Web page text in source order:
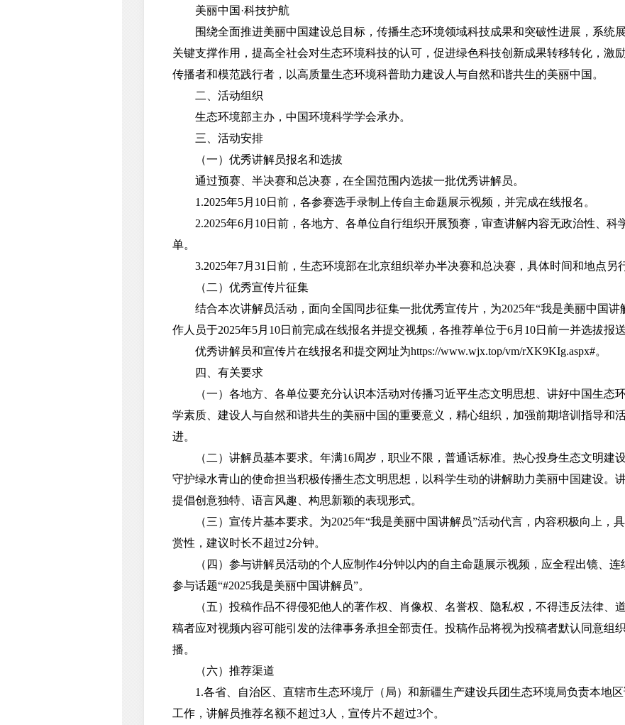
美丽中国·科技护航
围绕全面推进美丽中国建设总目标，传播生态环境领域科技成果和突破性进展，系统
关键支撑作用，提高全社会对生态环境科技的认可，促进绿色科技创新成果转移转化，激
传播者和模范践行者，以高质量生态环境科普助力建设人与自然和谐共生的美丽中国。
二、活动组织
生态环境部主办，中国环境科学学会承办。
三、活动安排
（一）优秀讲解员报名和选拔
通过预赛、半决赛和总决赛，在全国范围内选拔一批优秀讲解员。
1.2025年5月10日前，各参赛选手录制上传自主命题展示视频，并完成在线报名。
2.2025年6月10日前，各地方、各单位自行组织开展预赛，审查讲解内容无政治性、科
单。
3.2025年7月31日前，生态环境部在北京组织举办半决赛和总决赛，具体时间和地点另
（二）优秀宣传片征集
结合本次讲解员活动，面向全国同步征集一批优秀宣传片，为2025年“我是美丽中国讲
作人员于2025年5月10日前完成在线报名并提交视频，各推荐单位于6月10日前一并选拔报送
优秀讲解员和宣传片在线报名和提交网址为https://www.wjx.top/vm/rXK9KIg.aspx#。
四、有关要求
（一）各地方、各单位要充分认识本活动对传播习近平生态文明思想、讲好中国生态
学素质、建设人与自然和谐共生的美丽中国的重要意义，精心组织，加强前期培训指导和
进。
（二）讲解员基本要求。年满16周岁，职业不限，普通话标准。热心投身生态文明建
守护绿水青山的使命担当积极传播生态文明思想，以科学生动的讲解助力美丽中国建设。
提倡创意独特、语言风趣、构思新颖的表现形式。
（三）宣传片基本要求。为2025年“我是美丽中国讲解员”活动代言，内容积极向上，
赏性，建议时长不超过2分钟。
（四）参与讲解员活动的个人应制作4分钟以内的自主命题展示视频，应全程出镜、连
参与话题“#2025我是美丽中国讲解员”。
（五）投稿作品不得侵犯他人的著作权、肖像权、名誉权、隐私权，不得违反法律、
稿者应对视频内容可能引发的法律事务承担全部责任。投稿作品将视为投稿者默认同意组
播。
（六）推荐渠道
1.各省、自治区、直辖市生态环境厅（局）和新疆生产建设兵团生态环境局负责本地
工作，讲解员推荐名额不超过3人，宣传片不超过3个。